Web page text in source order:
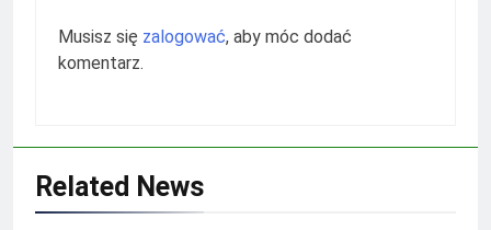
Musisz się zalogować, aby móc dodać
komentarz.
Related News